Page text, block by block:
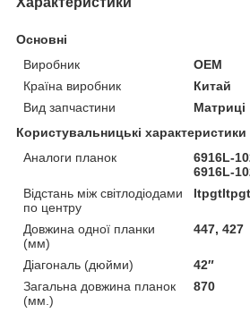
Основні
Виробник
OEM
Країна виробник
Китай
Вид запчастини
Матриці
Користувальницькі характеристики
Аналоги планок
6916L-
6916L-
Відстань між світлодіодами
по центру
ltpgtltpgt
Довжина одної планки
(мм)
447, 427
Діагональ (дюйми)
42″
Загальна довжина планок
(мм.)
870